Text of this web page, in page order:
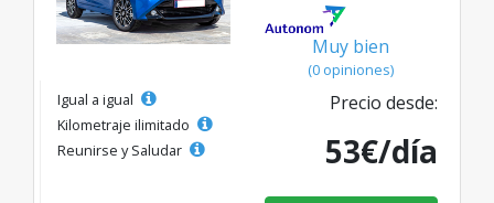
Muy bien
(0 opiniones)
Igual a igual
Kilometraje ilimitado
Reunirse y Saludar
Precio desde:
53€/día